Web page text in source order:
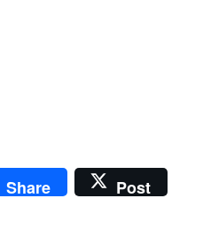
Share Post